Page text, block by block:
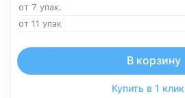
от 7 упак.
от 11 упак
В корзину
Купить в 1 клик